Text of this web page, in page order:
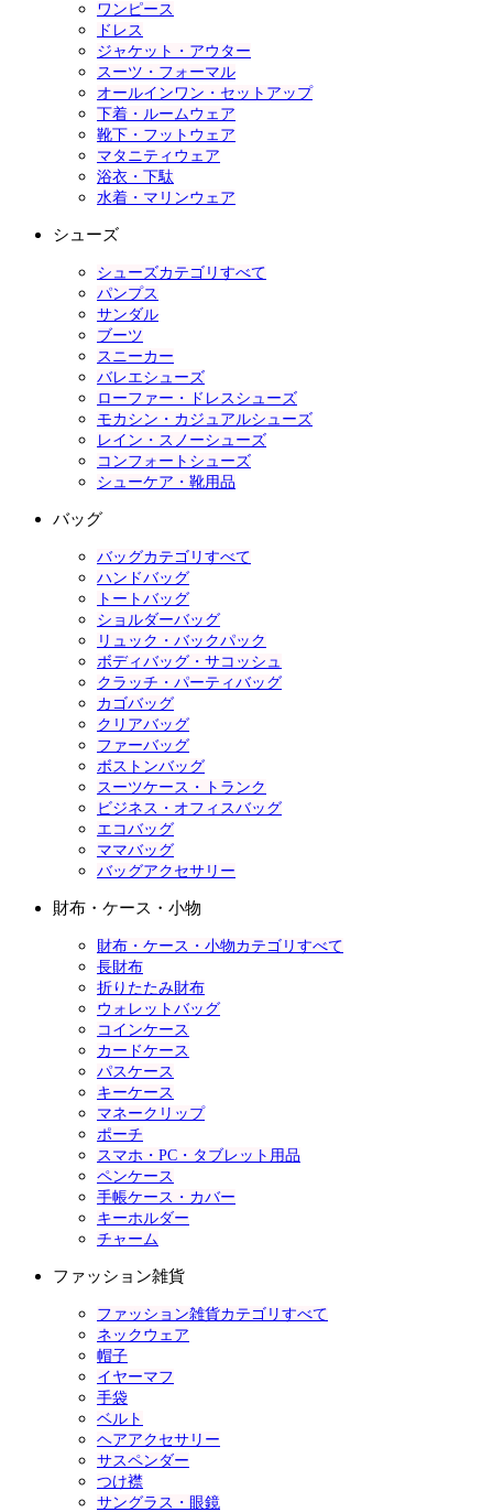
ワンピース
ドレス
ジャケット・アウター
スーツ・フォーマル
オールインワン・セットアップ
下着・ルームウェア
靴下・フットウェア
マタニティウェア
浴衣・下駄
水着・マリンウェア
シューズ
シューズカテゴリすべて
パンプス
サンダル
ブーツ
スニーカー
バレエシューズ
ローファー・ドレスシューズ
モカシン・カジュアルシューズ
レイン・スノーシューズ
コンフォートシューズ
シューケア・靴用品
バッグ
バッグカテゴリすべて
ハンドバッグ
トートバッグ
ショルダーバッグ
リュック・バックパック
ボディバッグ・サコッシュ
クラッチ・パーティバッグ
カゴバッグ
クリアバッグ
ファーバッグ
ボストンバッグ
スーツケース・トランク
ビジネス・オフィスバッグ
エコバッグ
ママバッグ
バッグアクセサリー
財布・ケース・小物
財布・ケース・小物カテゴリすべて
長財布
折りたたみ財布
ウォレットバッグ
コインケース
カードケース
パスケース
キーケース
マネークリップ
ポーチ
スマホ・PC・タブレット用品
ペンケース
手帳ケース・カバー
キーホルダー
チャーム
ファッション雑貨
ファッション雑貨カテゴリすべて
ネックウェア
帽子
イヤーマフ
手袋
ベルト
ヘアアクセサリー
サスペンダー
つけ襟
サングラス・眼鏡